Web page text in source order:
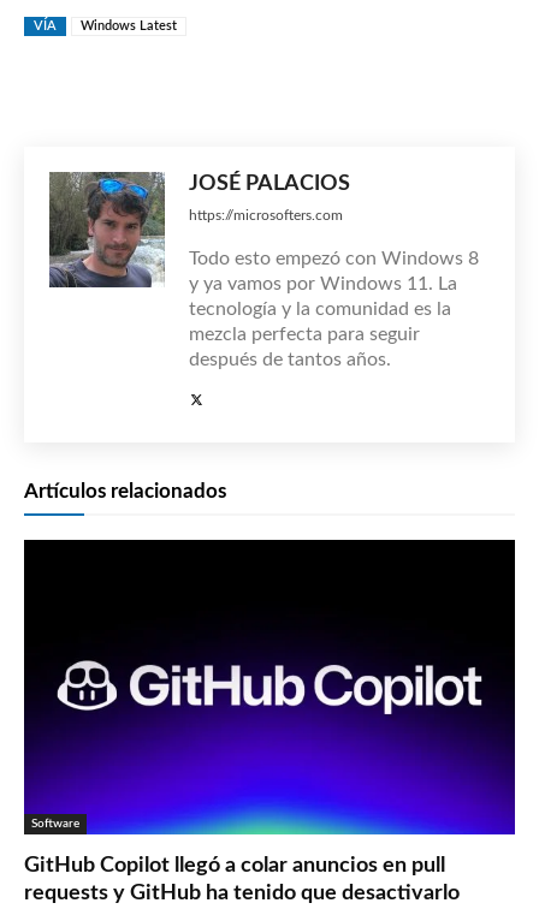
VÍA Windows Latest
JOSÉ PALACIOS
https://microsofters.com
Todo esto empezó con Windows 8
y ya vamos por Windows 11. La
tecnología y la comunidad es la
mezcla perfecta para seguir
después de tantos años.
Artículos relacionados
Software
GitHub Copilot llegó a colar anuncios en pull
requests y GitHub ha tenido que desactivarlo